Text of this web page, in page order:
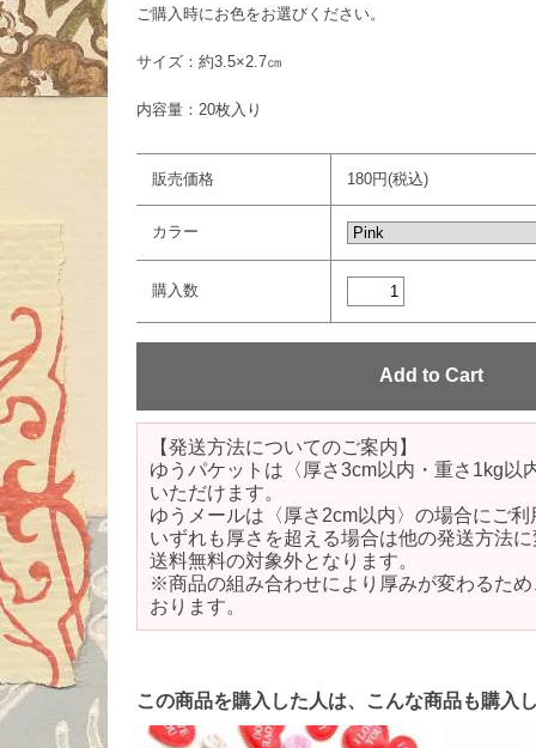
ご購入時にお色をお選びください。
サイズ：約3.5×2.7㎝
内容量：20枚入り
販売価格 180円(税込)
カラー
購入数
【発送方法についてのご案内】
ゆうパケットは〈厚さ3cm以内・重さ1kg以
いただけます。
ゆうメールは〈厚さ2cm以内〉の場合にご
いずれも厚さを超える場合は他の発送方法
送料無料の対象外となります。
※商品の組み合わせにより厚みが変わるた
おります。
この商品を購入した人は、こんな商品も購入